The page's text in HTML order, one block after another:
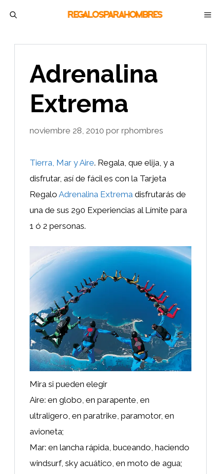
Adrenalina
Extrema
noviembre 28, 2010 por rphombres
Tierra, Mar y Aire. Regala, que elija, y a
disfrutar, así de fácil es con la Tarjeta
Regalo Adrenalina Extrema disfrutarás de
una de sus 290 Experiencias al Límite para
1 ó 2 personas.
Mira si pueden elegir
Aire: en globo, en parapente, en
ultraligero, en paratrike, paramotor, en
avioneta;
Mar: en lancha rápida, buceando, haciendo
windsurf, sky acuático, en moto de agua;